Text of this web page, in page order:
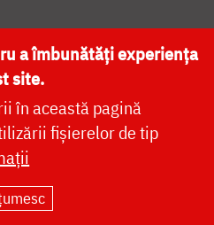
CATEDRALA NAȚIONALĂ
DOXOLOGIA MEDIA
| ©
a îmbunătăți experiența
site.
în această pagină
fișierelor de tip